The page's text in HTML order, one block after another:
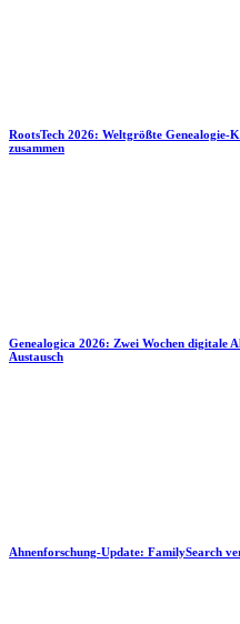
RootsTech 2026: Weltgrößte
zusammen
Genealogica 2026: Zwei Wochen digitale
Austausch
Ahnenforschung-Update: FamilySearch